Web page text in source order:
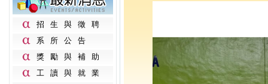
招生與徵聘
系所公告
獎勵與補助
工讀與就業